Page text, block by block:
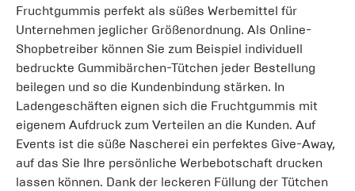
Fruchtgummis perfekt als süßes Werbemittel für
Unternehmen jeglicher Größenordnung. Als Online-
Shopbetreiber können Sie zum Beispiel individuell
bedruckte Gummibärchen-Tütchen jeder Bestellung
beilegen und so die Kundenbindung stärken. In
Ladengeschäften eignen sich die Fruchtgummis mit
eigenem Aufdruck zum Verteilen an die Kunden. Auf
Events ist die süße Nascherei ein perfektes Give-Away,
auf das Sie Ihre persönliche Werbebotschaft drucken
lassen können. Dank der leckeren Füllung der Tütchen